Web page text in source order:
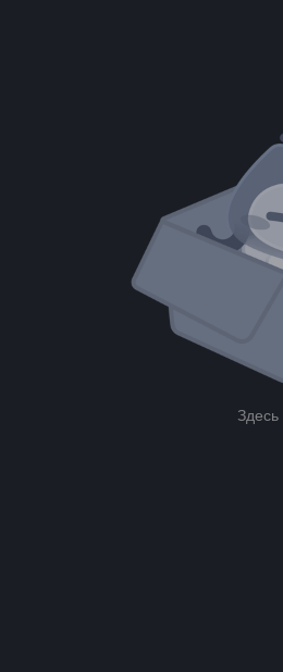
Здесь